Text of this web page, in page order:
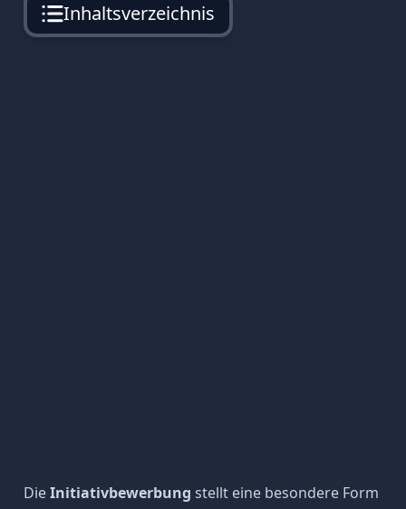
Inhaltsverzeichnis
DieInitiativbewerbung stellt eine besondere Form